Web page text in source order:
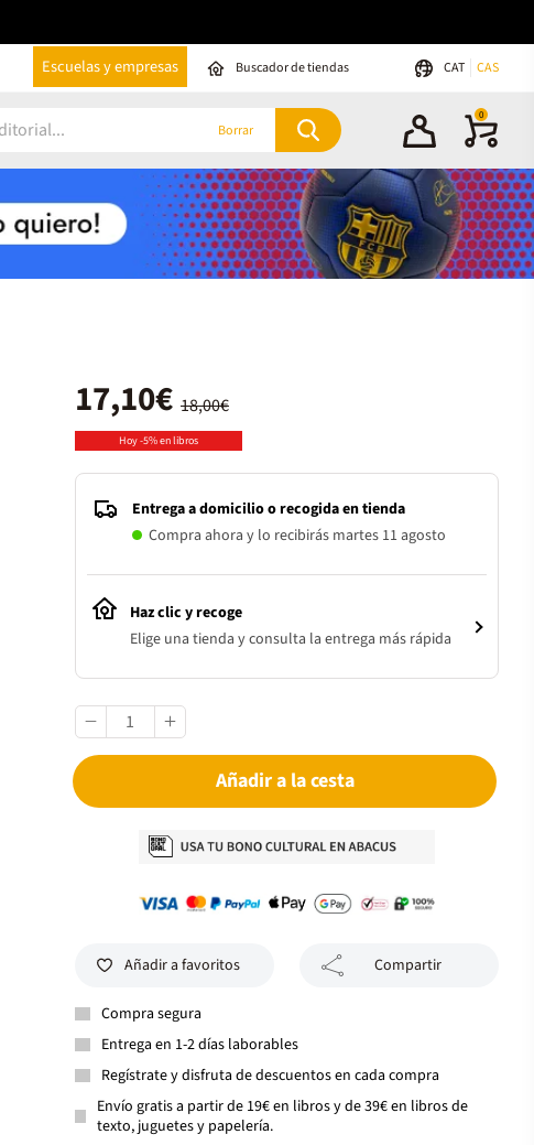
Escuelas y empresas Buscador de tiendas CAT CAS
Borrar
0
18,00€
17,10€
Hoy -5% en libros
Entrega a domicilio o recogida en tienda
Compra ahora y lo recibirás martes 11 agosto
Haz clic y recoge
Elige una tienda y consulta la entrega más rápida
Añadir a la cesta
Añadir a favoritos Compartir
Compra segura
Entrega en 1-2 días laborables
Regístrate y disfruta de descuentos en cada compra
Envío gratis a partir de 19€ en libros y de 39€ en libros de
texto, juguetes y papelería.